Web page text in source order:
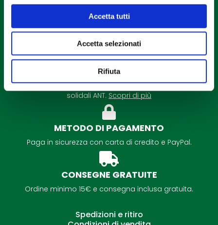
Accetta tutti
Accetta selezionati
Rifiuta
DETRAZIONE FISCALE
É possibile la detrazione fiscale per tutti i regali
solidali ANT. Scopri di più
METODO DI PAGAMENTO
Paga in sicurezza con carta di credito e PayPal.
CONSEGNE GRATUITE
Ordine minimo 15€ e consegna inclusa gratuita.
Spedizioni e ritiro